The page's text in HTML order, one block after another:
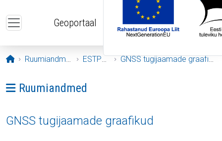
Geoportaal
Avaleht
Ruumiandmed ESTPOS GNSS tugijaamade graafikud
Ava menüü: Ruumiandmed
Ruumiandmed
GNSS tugijaamade graafikud